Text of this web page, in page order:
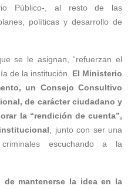
Público-, al resto de las
políticas y desarrollo de
se le asignan, “refuerzan el
de la institución. El Ministerio
un Consejo Consultivo
de carácter ciudadano y
la “rendición de cuenta”,
, junto con ser una
escuchando a la
de mantenerse la idea en la